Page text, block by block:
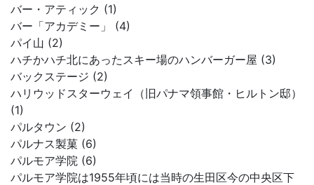
バー・アティック (1)
バー「アカデミー」 (4)
パイ山 (2)
ハチかハチ北にあったスキー場のハンバーガー屋 (3)
バックステージ (2)
ハリウッドスターウェイ（旧パナマ領事館・ヒルトン邸）
(1)
パルタウン (2)
パルナス製菓 (6)
パルモア学院 (6)
パルモア学院は1955年頃には当時の生田区今の中央区下